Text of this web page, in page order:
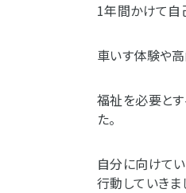
1年間かけて自
車いす体験や
福祉を必要と
た。
自分に向けて
行動していきま